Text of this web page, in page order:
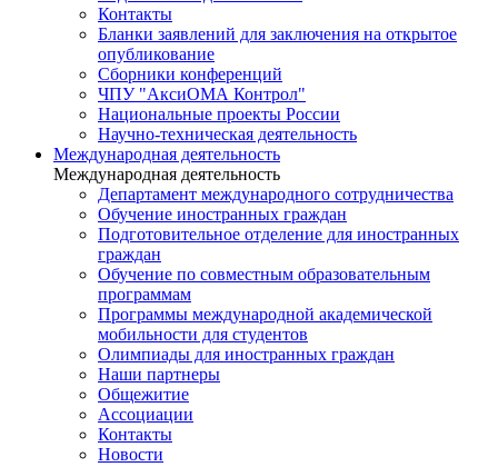
Контакты
Бланки заявлений для заключения на открытое
опубликование
Сборники конференций
ЧПУ "АксиОМА Контрол"
Национальные проекты России
Научно-техническая деятельность
Международная деятельность
Международная деятельность
Департамент международного сотрудничества
Обучение иностранных граждан
Подготовительное отделение для иностранных
граждан
Обучение по совместным образовательным
программам
Программы международной академической
мобильности для студентов
Олимпиады для иностранных граждан
Наши партнеры
Общежитие
Ассоциации
Контакты
Новости